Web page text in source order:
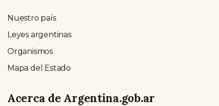
Nuestro país
Leyes argentinas
Organismos
Mapa del Estado
Acerca de Argentina.gob.ar